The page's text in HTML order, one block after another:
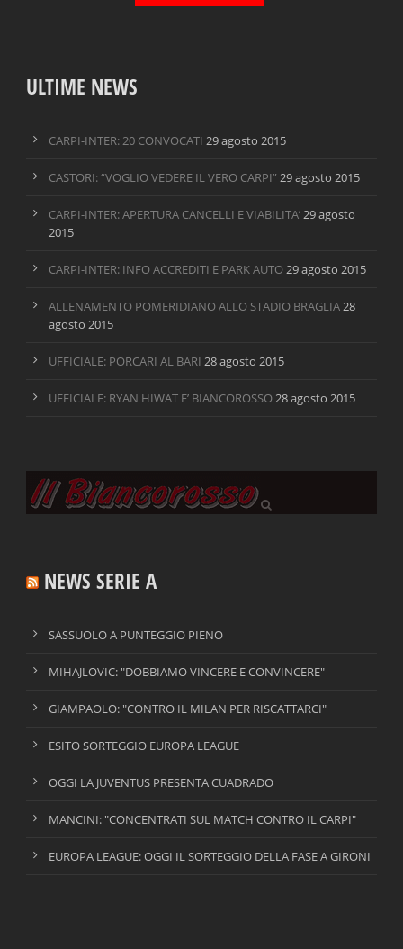
ULTIME NEWS
CARPI-INTER: 20 CONVOCATI 29 agosto 2015
CASTORI: “VOGLIO VEDERE IL VERO CARPI” 29 agosto 2015
CARPI-INTER: APERTURA CANCELLI E VIABILITA’29 agosto
2015
CARPI-INTER: INFO ACCREDITI E PARK AUTO29 agosto 2015
ALLENAMENTO POMERIDIANO ALLO STADIO BRAGLIA28
agosto 2015
UFFICIALE: PORCARI AL BARI 28 agosto 2015
UFFICIALE: RYAN HIWAT E’ BIANCOROSSO28 agosto 2015
NEWS SERIE A
SASSUOLO A PUNTEGGIO PIENO
MIHAJLOVIC: "DOBBIAMO VINCERE E CONVINCERE"
GIAMPAOLO: "CONTRO IL MILAN PER RISCATTARCI"
ESITO SORTEGGIO EUROPA LEAGUE
OGGI LA JUVENTUS PRESENTA CUADRADO
MANCINI: "CONCENTRATI SUL MATCH CONTRO IL CARPI"
EUROPA LEAGUE: OGGI IL SORTEGGIO DELLA FASE A GIRONI